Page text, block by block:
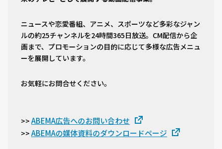
ニュースや恋愛番組、アニメ、スポーツなど多彩なジャン
ルの約25チャンネルを24時間365日放送。CM配信から企
画まで、プロモーションの目的に応じて多様な広告メニュ
ーを展開しています。
お気軽にお問合せください。
>> ABEMA広告へのお問い合わせ
>> ABEMAの媒体資料のダウンロードページ